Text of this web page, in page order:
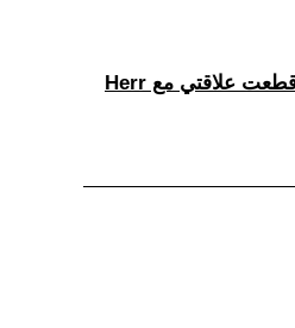
(19) الهامش الأخير بعد ان قطعت علاقتي مع Herr